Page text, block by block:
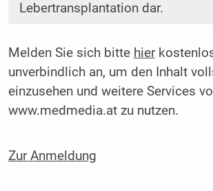
Lebertransplantation dar.
Melden Sie sich bitte hier
unverbindlich an, um den Inhalt
einzusehen und weitere Services
www.medmedia.at zu nutzen.
Zur Anmeldung